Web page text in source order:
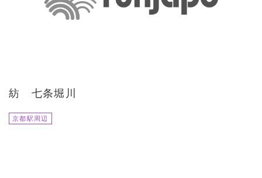
紡 七条堀川
京都駅周辺